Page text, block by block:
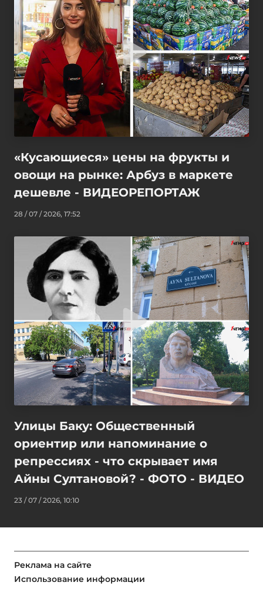
«Кусающиеся» цены на фрукты и
овощи на рынке: Арбуз в маркете
дешевле - ВИДЕОРЕПОРТАЖ
28 / 07 / 2026, 17:52
Улицы Баку: Общественный
ориентир или напоминание о
репрессиях - что скрывает имя
Айны Султановой? - ФОТО - ВИДЕО
23 / 07 / 2026, 10:10
Реклама на сайте
Использование информации